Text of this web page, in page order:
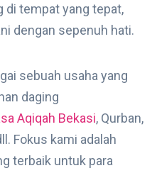
di tempat yang tepat,
dengan sepenuh hati.
sebuah usaha yang
daging
Aqiqah Bekasi, Qurban,
Fokus kami adalah
terbaik untuk para